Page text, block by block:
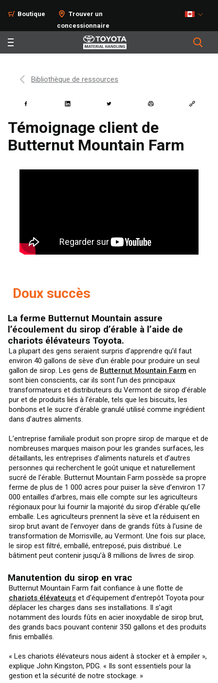
Boutique
Trouver un
concessionnaire
Bibliothèque de ressources
Témoignage client de
Butternut Mountain Farm
Doux succès
La ferme Butternut Mountain assure
l’écoulement du sirop d’érable à l’aide de
chariots élévateurs Toyota.
La plupart des gens seraient surpris d’apprendre qu’il faut
environ 40 gallons de sève d’un érable pour produire un seul
gallon de sirop. Les gens de Butternut Mountain Farm en
sont bien conscients, car ils sont l’un des principaux
transformateurs et distributeurs du Vermont de sirop d’érable
pur et de produits liés à l’érable, tels que les biscuits, les
bonbons et le sucre d’érable granulé utilisé comme ingrédient
dans d’autres aliments.
L’entreprise familiale produit son propre sirop de marque et de
nombreuses marques maison pour les grandes surfaces, les
détaillants, les entreprises d’aliments naturels et d’autres
personnes qui recherchent le goût unique et naturellement
sucré de l’érable. Butternut Mountain Farm possède sa propre
ferme de plus de 1 000 acres pour puiser la sève d’environ 17
000 entailles d’arbres, mais elle compte sur les agriculteurs
régionaux pour lui fournir la majorité du sirop d’érable qu’elle
emballe. Les agriculteurs prennent la sève et la réduisent en
sirop brut avant de l’envoyer dans de grands fûts à l’usine de
transformation de Morrisville, au Vermont. Une fois sur place,
le sirop est filtré, emballé, entreposé, puis distribué. Le
bâtiment peut contenir jusqu’à 8 millions de livres de sirop.
Manutention du sirop en vrac
Butternut Mountain Farm fait confiance à une flotte de
chariots élévateurs et d’équipement d’entrepôt Toyota pour
déplacer les charges dans ses installations. Il s’agit
notamment des lourds fûts en acier inoxydable de sirop brut,
des grands bacs pouvant contenir 350 gallons et des produits
finis emballés.
« Les chariots élévateurs nous aident à stocker et à empiler »,
explique John Kingston, PDG. « Ils sont essentiels pour la
gestion et la sécurité de notre stockage. »